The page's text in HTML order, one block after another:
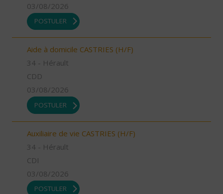
03/08/2026
POSTULER
Aide à domicile CASTRIES (H/F)
34 - Hérault
CDD
03/08/2026
POSTULER
Auxiliaire de vie CASTRIES (H/F)
34 - Hérault
CDI
03/08/2026
POSTULER